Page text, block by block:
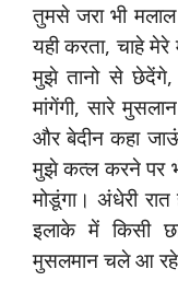
तुमसे जरा भी मलाल
यही करता, चाहे मेरे
मुझे तानो से
मांगेंगी, सारे
और बेदीन कहा
मुझे कत्ल करने पर
मोडूंगा। अंधेरी
इलाके में किसी
मुसलमान चले आ रहे